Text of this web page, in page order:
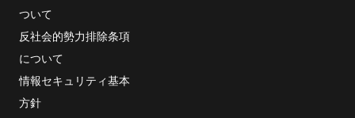
ついて
反社会的勢力排除条項
について
情報セキュリティ基本
方針